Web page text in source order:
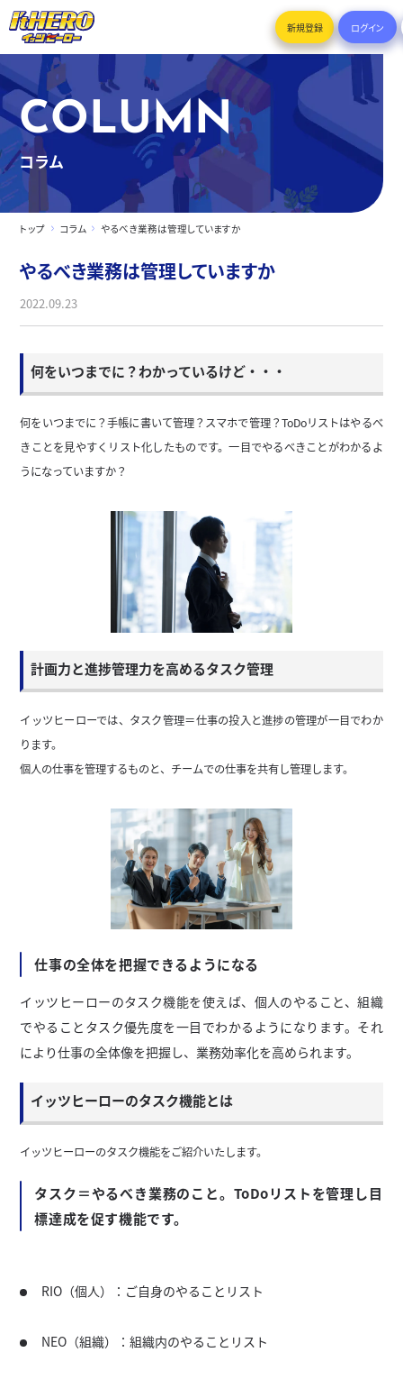
新規登録 ログイン
COLUMN
コラム
トップ コラム やるべき業務は管理していますか
やるべき業務は管理していますか
2022.09.23
何をいつまでに？わかっているけど・・・
何をいつまでに？手帳に書いて管理？スマホで管理？ToDoリストはやるべ
きことを見やすくリスト化したものです。一目でやるべきことがわかるよ
うになっていますか？
計画力と進捗管理力を高めるタスク管理
イッツヒーローでは、タスク管理＝仕事の投入と進捗の管理が一目でわか
ります。
個人の仕事を管理するものと、チームでの仕事を共有し管理します。
仕事の全体を把握できるようになる
イッツヒーローのタスク機能を使えば、個人のやること、組織
でやることタスク優先度を一目でわかるようになります。それ
により仕事の全体像を把握し、業務効率化を高められます。
イッツヒーローのタスク機能とは
イッツヒーローのタスク機能をご紹介いたします。
タスク＝やるべき業務のこと。ToDoリストを管理し目
標達成を促す機能です。
RIO（個人）：ご自身のやることリスト
NEO（組織）：組織内のやることリスト